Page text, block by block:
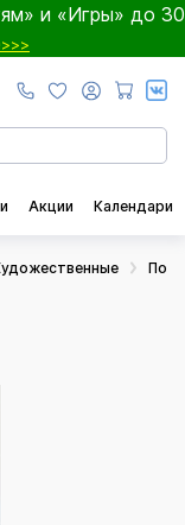
и «Игры» до 30
Акции Календари